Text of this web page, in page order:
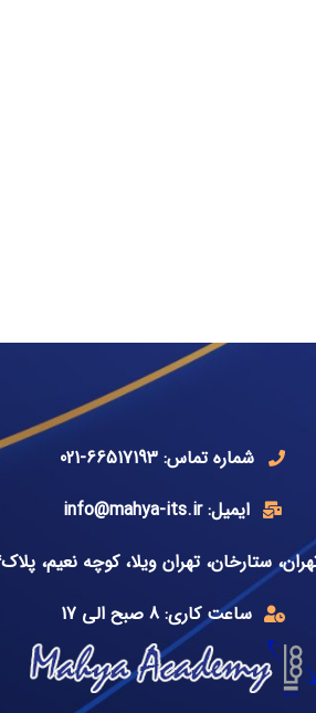
شماره تماس: 66517193-021
ایمیل: info@mahya-its.ir
ستارخان، تهران ویلا، کوچه نعیم، پلاک4
ساعت کاری: 8 صبح الی 17